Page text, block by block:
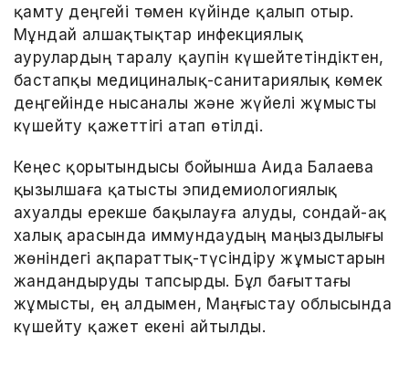
қамту деңгейі төмен күйінде қалып отыр.
Мұндай алшақтықтар инфекциялық
аурулардың таралу қаупін күшейтетіндіктен,
бастапқы медициналық-санитариялық көмек
деңгейінде нысаналы және жүйелі жұмысты
күшейту қажеттігі атап өтілді.
Кеңес қорытындысы бойынша Аида Балаева
қызылшаға қатысты эпидемиологиялық
ахуалды ерекше бақылауға алуды, сондай-ақ
халық арасында иммундаудың маңыздылығы
жөніндегі ақпараттық-түсіндіру жұмыстарын
жандандыруды тапсырды. Бұл бағыттағы
жұмысты, ең алдымен, Маңғыстау облысында
күшейту қажет екені айтылды.